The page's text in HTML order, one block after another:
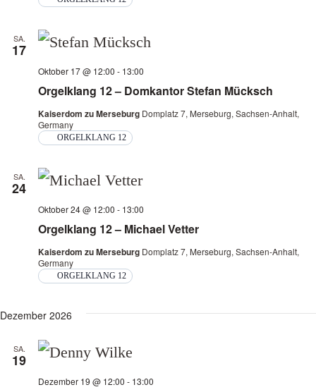
SA.
17
Orgelklang 12 – Domkantor Stefan Mücksch
Oktober 17 @ 12:00 - 13:00
Kaiserdom zu Merseburg Domplatz 7, Merseburg, Sachsen-Anhalt,
Germany
ORGELKLANG 12
SA.
24
Orgelklang 12 – Michael Vetter
Oktober 24 @ 12:00 - 13:00
Kaiserdom zu Merseburg Domplatz 7, Merseburg, Sachsen-Anhalt,
Germany
ORGELKLANG 12
Dezember 2026
SA.
19
Dezember 19 @ 12:00 - 13:00